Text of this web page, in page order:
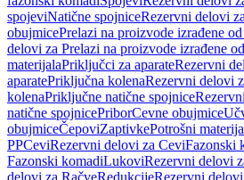
spojeviNatične spojniceRezervni delovi
obujmicePrelazi na proizvode izrađene
delovi za Prelazi na proizvode izrađene
materijalaPriključci za aparateRezervni
aparatePriključna kolenaRezervni delovi
kolenaPriključne natične spojnice
natične spojnicePriborCevne obujmice
obujmiceČepoviZaptivkePotrošni
PPCeviRezervni delovi za CeviFazonski
Fazonski komadiLukoviRezervni delovi
delovi za RačveRedukcijeRezervni